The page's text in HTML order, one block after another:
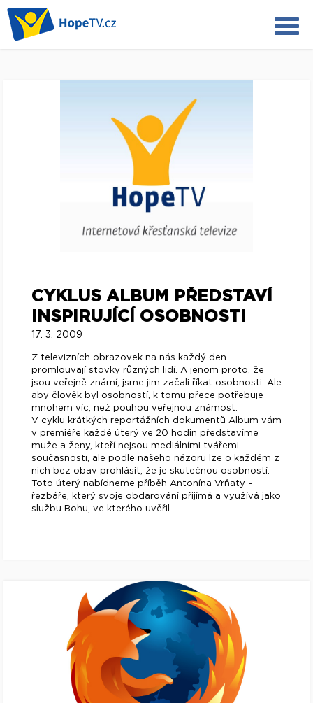
CYKLUS ALBUM PŘEDSTAVÍ
INSPIRUJÍCÍ OSOBNOSTI
17. 3. 2009
Z televizních obrazovek na nás každý den
promlouvají stovky různých lidí. A jenom proto, že
jsou veřejně známí, jsme jim začali říkat osobnosti. Ale
aby člověk byl osobností, k tomu přece potřebuje
mnohem víc, než pouhou veřejnou známost.
V cyklu krátkých reportážních dokumentů Album vám
v premiéře každé úterý ve 20 hodin představíme
muže a ženy, kteří nejsou mediálními tvářemi
současnosti, ale podle našeho názoru lze o každém z
nich bez obav prohlásit, že je skutečnou osobností.
Toto úterý nabídneme příběh Antonína Vrňaty -
řezbáře, který svoje obdarování přijímá a využívá jako
službu Bohu, ve kterého uvěřil.